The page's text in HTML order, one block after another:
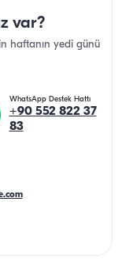
var?
haftanın yedi günü
WhatsApp Destek Hattı
+90 552 822 37
83